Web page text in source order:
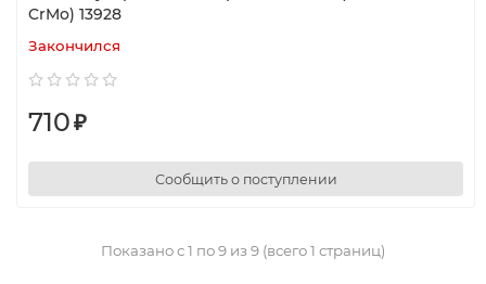
CrMo) 13928
Закончился
710₽
Сообщить о поступлении
Показано с 1 по 9 из 9 (всего 1 страниц)